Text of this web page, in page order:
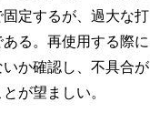
定するが、過大な打
る。再使用する際に
か確認し、不具合が
が望ましい。